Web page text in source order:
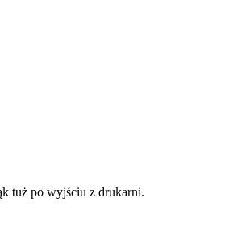
tuż po wyjściu z drukarni.